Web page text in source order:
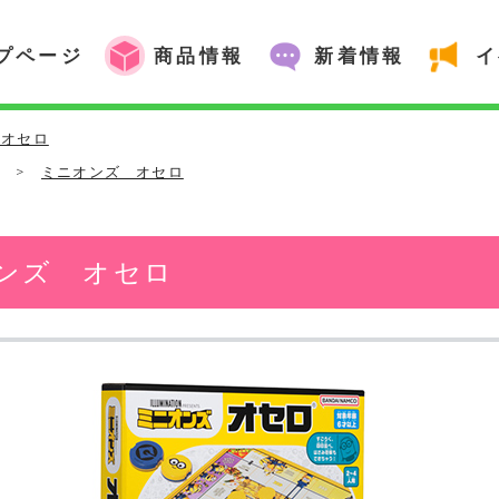
ページ 商品情報 新着情報
セロ
> ミニオンズ オセロ
ズ オセロ